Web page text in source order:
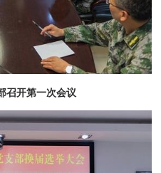
召开第一次会议